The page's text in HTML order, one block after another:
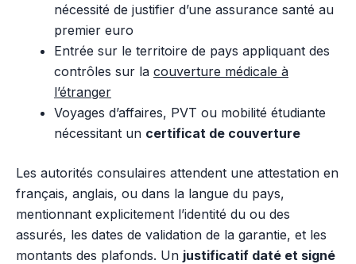
nécessité de justifier d’une assurance santé au
premier euro
Entrée sur le territoire de pays appliquant des
contrôles sur la couverture médicale à
l’étranger
Voyages d’affaires, PVT ou mobilité étudiante
nécessitant un certificat de couverture
Les autorités consulaires attendent une attestation en
français, anglais, ou dans la langue du pays,
mentionnant explicitement l’identité du ou des
assurés, les dates de validation de la garantie, et les
montants des plafonds. Un justificatif daté et signé